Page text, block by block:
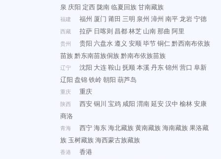
泉 庆阳 定西陇南临夏回族甘南藏族
福建 福州 厦门 莆田 三明 泉州 漳州 南平龙岩宁德
西藏 拉萨 日喀则 昌都林芝 山南那曲 阿里
贵州 贵阳 六盘水遵义 安顺毕节铜仁黔西南布依族
苗族黔东南苗族侗族黔南布依族苗族
辽宁 沈阳 大连鞍山 抚顺本溪丹东锦州 营口 阜新
辽阳 盘锦铁岭朝阳 葫芦岛
重庆 重庆
陕西 西安铜川 宝鸡 咸阳 渭南延安汉中 榆林安康
商洛
青海 西宁海东海北藏族黄南藏族海南藏族果洛藏
族 玉树藏族海西蒙古族藏族
香港 香港